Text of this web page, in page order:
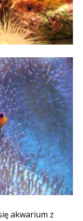
akwarium z